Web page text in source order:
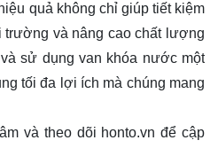
quả không chỉ giúp tiết kiệm
trường và nâng cao chất lượng
sử dụng van khóa nước một
tối đa lợi ích mà chúng mang
và theo dõi honto.vn để cập